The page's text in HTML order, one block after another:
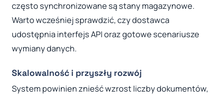
często synchronizowane są stany magazynowe.
Warto wcześniej sprawdzić, czy dostawca
udostępnia interfejs API oraz gotowe scenariusze
wymiany danych.
Skalowalność i przyszły rozwój
System powinien znieść wzrost liczby dokumentów,